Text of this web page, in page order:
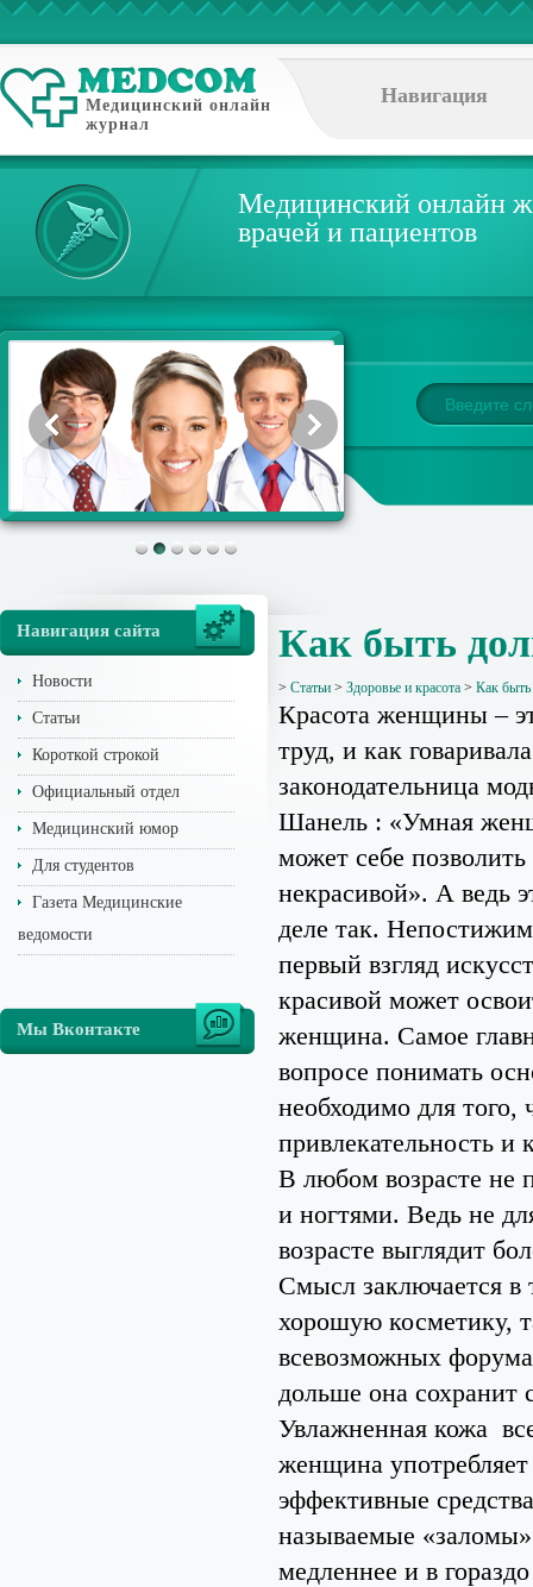
Медицинский онлайн
журнал
Навигация
Медицинский онлайн
врачей и пациентов
Навигация сайта
Новости
Статьи
Короткой строкой
Официальный отдел
Медицинский юмор
Для студентов
Газета Медицинские
ведомости
Мы Вконтакте
Как быть
> Статьи > Здоровье и красота > Как
Красота женщины –
труд, и как
законодательница
Шанель : «Умная
может себе
некрасивой». А ведь
деле так.
первый взгляд
красивой может
женщина. Самое
вопросе понимать
необходимо для
привлекательность и
В любом возрасте не
и ногтями. Ведь не
возрасте выглядит
Смысл заключается в
хорошую косметику,
всевозможных
дольше она сохранит
Увлажненная кожа
женщина употребляет
эффективные
называемые
медленнее и в